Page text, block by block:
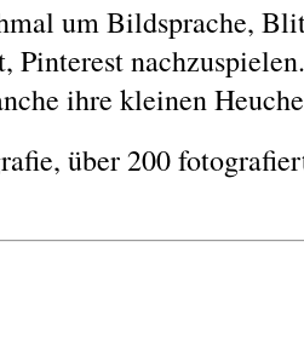
um Bildsprache,
ihre kleinen
über 200